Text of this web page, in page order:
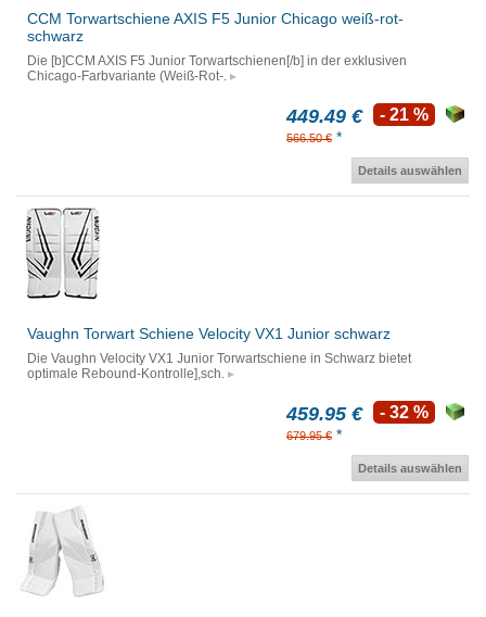
CCM Torwartschiene AXIS F5 Junior Chicago weiß-rot-
schwarz
Die [b]CCM AXIS F5 Junior Torwartschienen[/b] in der exklusiven
Chicago-Farbvariante (Weiß-Rot-.
449.49 €
566.50 € *
- 21 %
Details auswählen
Vaughn Torwart Schiene Velocity VX1 Junior schwarz
Die Vaughn Velocity VX1 Junior Torwartschiene in Schwarz bietet
optimale Rebound-Kontrolle],sch.
459.95 €
679.95 € *
- 32 %
Details auswählen